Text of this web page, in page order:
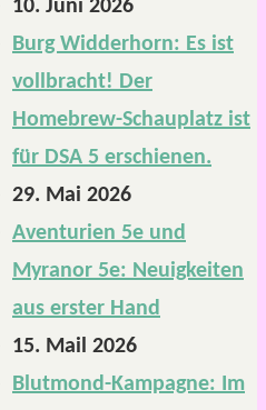
10. Juni 2026
Burg Widderhorn: Es ist
vollbracht! Der
Homebrew-Schauplatz ist
für DSA 5 erschienen.
29. Mai 2026
Aventurien 5e und
Myranor 5e: Neuigkeiten
aus erster Hand
15. Mail 2026
Blutmond-Kampagne: Im